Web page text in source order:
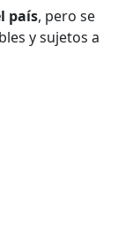
país, pero se
y sujetos a